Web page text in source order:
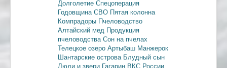
Долголетие Спецоперация
Годовщина СВО Пятая колонна
Компрадоры Пчеловодство
Алтайский мед Продукция
пчеловодстваСон на пчелах
Телецкое озеро Артыбаш Манжерок
Шантарские острова Блудный сын
Люди и звери Гагарин ВКС России